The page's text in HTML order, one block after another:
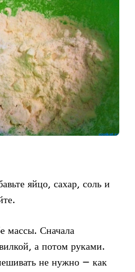
яйцо, сахар, соль и
массы. Сначала
а потом руками.
не нужно — как